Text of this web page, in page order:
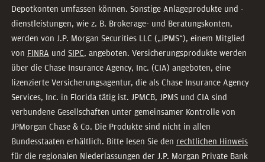
Depotkonten umfassen können. Sonstige Anlageprodukte und -
dienstleistungen, wie z. B. Brokerage- und Beratungskonten,
werden von J.P. Morgan Securities LLC („JPMS“), einem Mitglied
von FINRA und SIPC, angeboten. Versicherungsprodukte werden
über die Chase Insurance Agency, Inc. (CIA) angeboten, eine
lizenzierte Versicherungsagentur, die als Chase Insurance Agency
Services, Inc. in Florida tätig ist. JPMCB, JPMS und CIA sind
verbundene Gesellschaften unter gemeinsamer Kontrolle von
JPMorgan Chase & Co. Die Produkte sind nicht in allen
Bundesstaaten erhältlich. Bitte lesen Sie den rechtlichen Hinweis
für die regionalen Niederlassungen der J.P. Morgan Private Bank